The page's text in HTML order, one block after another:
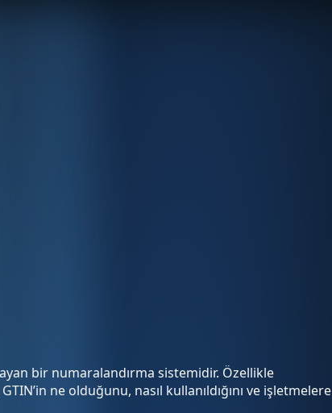
bir numaralandırma sistemidir. Özellikle
ne olduğunu, nasıl kullanıldığını ve işletmelere